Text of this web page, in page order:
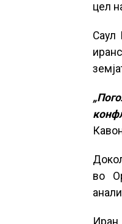
цел
Саул
во
Иран